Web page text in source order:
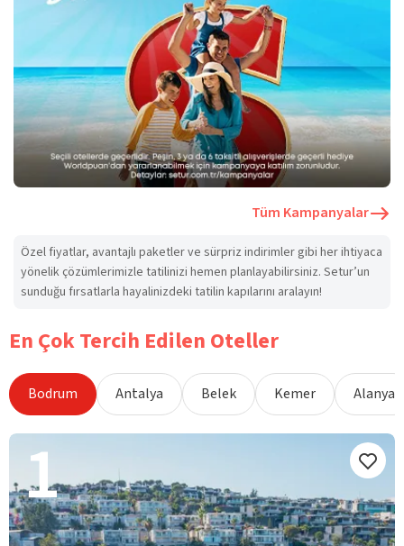
Tüm Kampanyalar
Özel fiyatlar, avantajlı paketler ve sürpriz indirimler gibi her ihtiyaca
yönelik çözümlerimizle tatilinizi hemen planlayabilirsiniz. Setur’un
sunduğu fırsatlarla hayalinizdeki tatilin kapılarını aralayın!
En Çok Tercih Edilen Oteller
Bodrum Antalya Belek Kemer Alanya
1